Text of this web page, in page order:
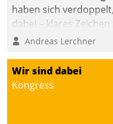
haben sich
dabei – klares
Fokussierung auf den
Andreas Lerchner
Wir sind dabei
Kongress